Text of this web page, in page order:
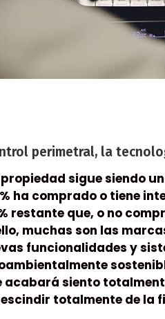
perimetral, la
propiedad sigue siendo
ha comprado o tiene
restante que, o no
muchas son las
funcionalidades y
acabará siento
totalmente de la